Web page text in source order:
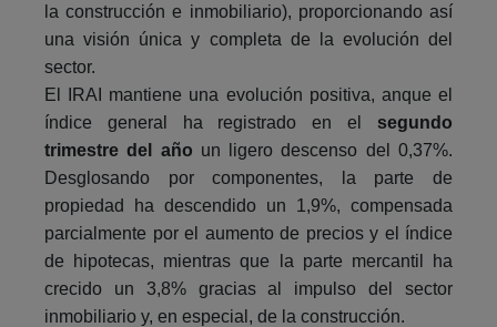
la construcción e inmobiliario), proporcionando así
una visión única y completa de la evolución del
sector.
El IRAI mantiene una evolución positiva, anque el
índice general ha registrado en el segundo
trimestre del año un ligero descenso del 0,37%.
Desglosando por componentes, la parte de
propiedad ha descendido un 1,9%, compensada
parcialmente por el aumento de precios y el índice
de hipotecas, mientras que la parte mercantil ha
crecido un 3,8% gracias al impulso del sector
inmobiliario y, en especial, de la construcción.